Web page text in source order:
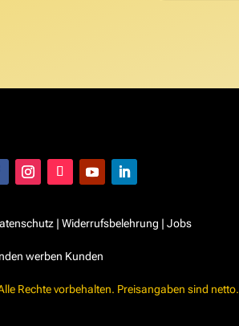
| Widerrufsbelehrung | Jobs
werben Kunden
Rechte vorbehalten. Preisangaben sind netto.